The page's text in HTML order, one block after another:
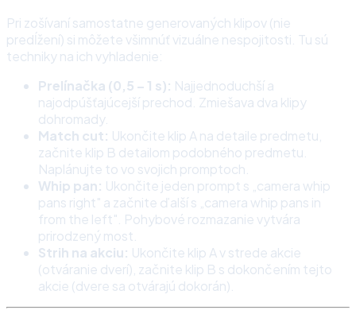
Pri zošívaní samostatne generovaných klipov (nie
predĺžení) si môžete všimnúť vizuálne nespojitosti. Tu sú
techniky na ich vyhladenie:
Prelínačka (0,5 – 1 s): Najjednoduchší a
najodpúšťajúcejší prechod. Zmiešava dva klipy
dohromady.
Match cut: Ukončite klip A na detaile predmetu,
začnite klip B detailom podobného predmetu.
Naplánujte to vo svojich promptoch.
Whip pan: Ukončite jeden prompt s „camera whip
pans right" a začnite ďalší s „camera whip pans in
from the left". Pohybové rozmazanie vytvára
prirodzený most.
Strih na akciu: Ukončite klip A v strede akcie
(otváranie dverí), začnite klip B s dokončením tejto
akcie (dvere sa otvárajú dokorán).